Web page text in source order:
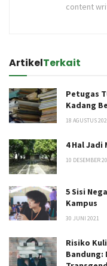
content
ArtikelTerkait
Petugas
Kadang
18 AGUSTUS
4 Hal Jadi
10 DESEMBER
5 Sisi
Kampus
30 JUNI 2021
Risiko
Bandung: